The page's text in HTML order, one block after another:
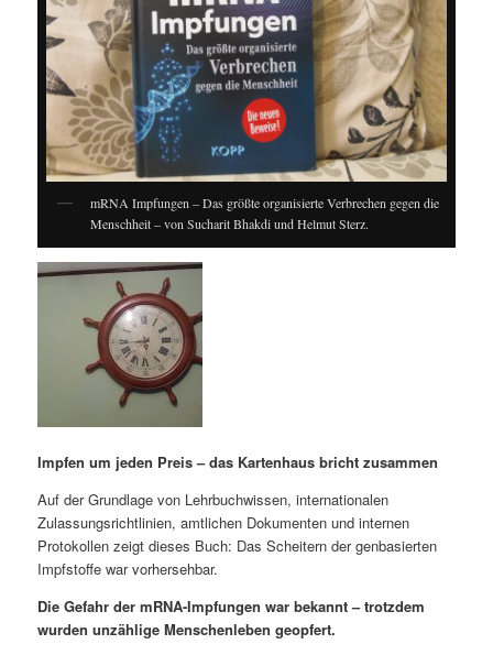
mRNA Impfungen – Das größte organisierte Verbrechen gegen die
Menschheit – von Sucharit Bhakdi und Helmut Sterz.
Impfen um jeden Preis – das Kartenhaus bricht zusammen
Auf der Grundlage von Lehrbuchwissen, internationalen
Zulassungsrichtlinien, amtlichen Dokumenten und internen
Protokollen zeigt dieses Buch: Das Scheitern der genbasierten
Impfstoffe war vorhersehbar.
Die Gefahr der mRNA-Impfungen war bekannt – trotzdem
wurden unzählige Menschenleben geopfert.